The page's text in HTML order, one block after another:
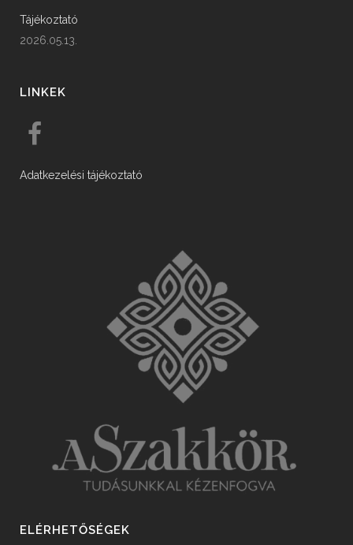
Tájékoztató
2026.05.13.
LINKEK
Adatkezelési tájékoztató
ELÉRHETŐSÉGEK